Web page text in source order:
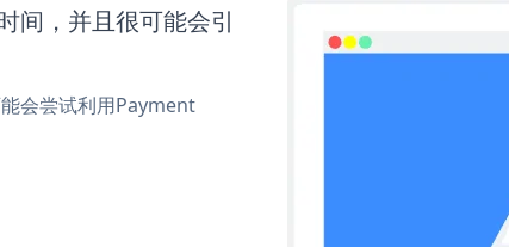
，并且很可能会引
会尝试利用Payment